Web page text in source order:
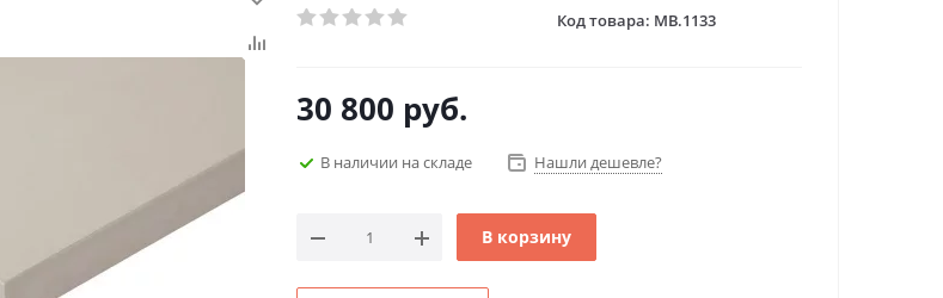
Код товара: MB.1133
30 800 руб.
В наличии на складе Нашли дешевле?
В корзину